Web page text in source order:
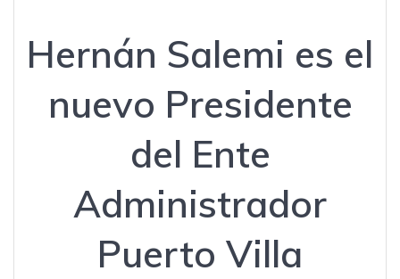
Hernán Salemi es el
nuevo Presidente
del Ente
Administrador
Puerto Villa